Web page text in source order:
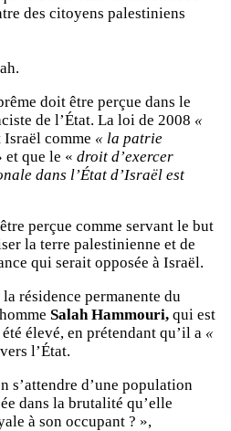
des citoyens palestiniens
doit être perçue dans le
de l’État. La loi de 2008 «
comme « la patrie
et que le « droit d’exercer
dans l’État d’Israël est
perçue comme servant le but
la terre palestinienne et de
qui serait opposée à Israël.
résidence permanente du
Salah Hammouri, qui est
élevé, en prétendant qu’il a «
l’État.
s’attendre d’une population
dans la brutalité qu’elle
à son occupant ? »,